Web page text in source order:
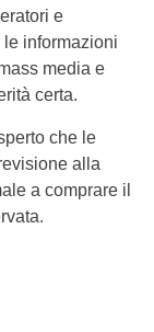
e
informazioni
media e
certa.
che le
alla
a comprare il